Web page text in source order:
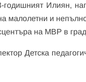
годишният Илиян,
малолетни и
на МВР в
Детска